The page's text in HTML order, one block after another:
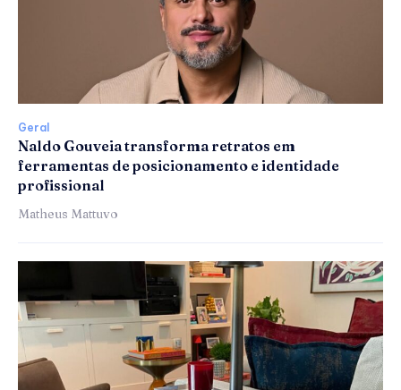
Geral
Naldo Gouveia transforma retratos em
ferramentas de posicionamento e identidade
profissional
Matheus Mattuvo